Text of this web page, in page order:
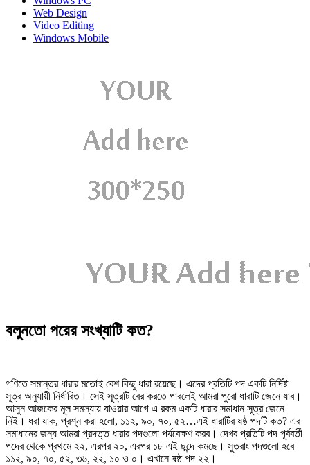
Web Design
Video Editing
Windows Mobile
বলুনতো পরের সংখ্যাটি কত?
গণিতে সমান্তর ধারার মতোই বেশ কিছু ধারা রয়েছে। এদের প্রতিটি পদ একটি নির্দিষ্ট
সূত্র অনুযায়ী নির্ধারিত। সেই সূত্রটি বের করতে পারলেই আমরা পুরো ধারাটি জেনে যাব।
আসুন আজকের মূল সমস্যায় যাওয়ার আগে এ রকম একটি ধারার সমাধান সূত্র জেনে
নিই। ধরা যাক, প্রশ্ন করা হলো, ১১২, ৯০, ৭০, ৫২…এই ধারাটির ষষ্ঠ পদটি কত? এর
সমাধানের জন্য আমরা প্রদত্ত ধারার পদগুলো পর্যবেক্ষণ করব। দেখব প্রতিটি পদ পূর্ববর্তী
পদের থেকে প্রথমে ২২, এরপর ২০, এরপর ১৮ এই ছন্দে কমছে। সুতরাং পদগুলো হবে
১১২, ৯০, ৭০, ৫২, ৩৬, ২২, ১০ ও ০। এখানে ষষ্ঠ পদ ২২।